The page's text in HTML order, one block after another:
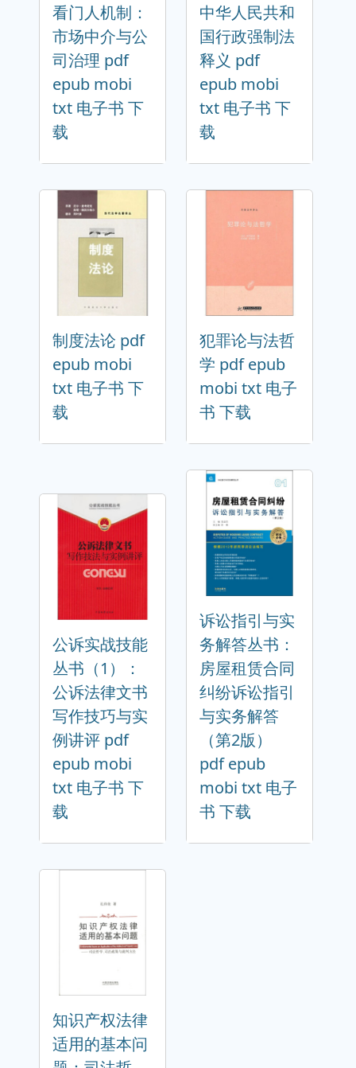
看门人机制：
市场中介与公
司治理 pdf
epub mobi
txt 电子书 下
载
中华人民共和
国行政强制法
释义 pdf
epub mobi
txt 电子书 下
载
制度法论 pdf
epub mobi
txt 电子书 下
载
犯罪论与法哲
学 pdf epub
mobi txt 电子
书 下载
公诉实战技能
丛书（1）：
公诉法律文书
写作技巧与实
例讲评 pdf
epub mobi
txt 电子书 下
载
诉讼指引与实
务解答丛书：
房屋租赁合同
纠纷诉讼指引
与实务解答
（第2版）
pdf epub
mobi txt 电子
书 下载
知识产权法律
适用的基本问